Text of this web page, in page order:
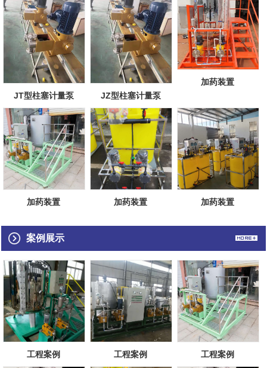
JT型柱塞计量泵 JZ型柱塞计量泵
加药装置
加药装置 加药装置 加药装置
案例展示
工程案例 工程案例 工程案例